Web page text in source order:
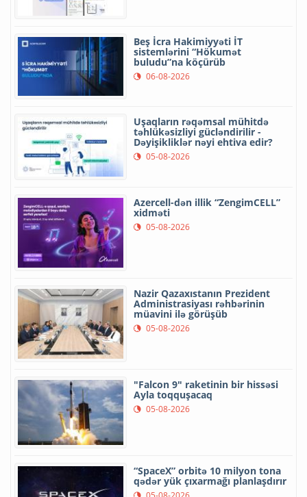
Beş İcra Hakimiyyəti İT
sistemlərini “Hökumət
buludu”na köçürüb
06-08-2026
Uşaqların rəqəmsal mühitdə
təhlükəsizliyi gücləndirilir -
Dəyişikliklər nəyi ehtiva edir?
05-08-2026
Azercell-dən illik “ZengimCELL”
xidməti
05-08-2026
Nazir Qazaxıstanın Prezident
Administrasiyası rəhbərinin
müavini ilə görüşüb
05-08-2026
"Falcon 9" raketinin bir hissəsi
Ayla toqquşacaq
05-08-2026
“SpaceX” orbitə 10 milyon tona
qədər yük çıxarmağı planlaşdırır